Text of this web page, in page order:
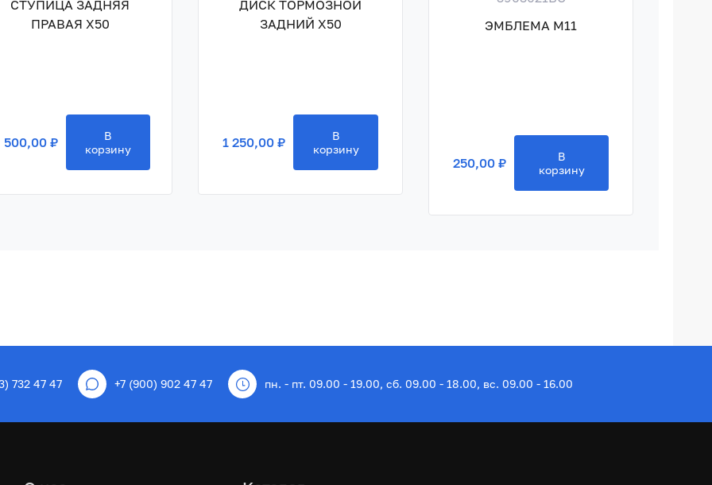
СТУПИЦА ЗАДНЯЯ
ПРАВАЯ X50
500,00 ₽
В
корзину
ДИСК ТОРМОЗНОЙ
ЗАДНИЙ X50
1 250,00 ₽
В
корзину
ЭМБЛЕМА M11
250,00 ₽
В
корзину
732 47 47 +7 (900) 902 47 47 пн. - пт. 09.00 - 19.00, сб. 09.00 - 18.00, вс. 09.00 - 16.00